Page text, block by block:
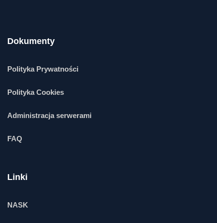
Dokumenty
Polityka Prywatności
Polityka Cookies
Administracja serwerami
FAQ
Linki
NASK